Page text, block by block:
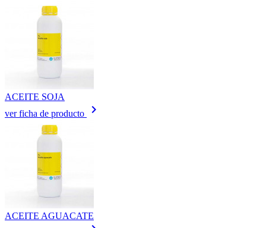
ACEITE SOJA
ver ficha de producto
keyboard_arrow_right
ACEITE AGUACATE